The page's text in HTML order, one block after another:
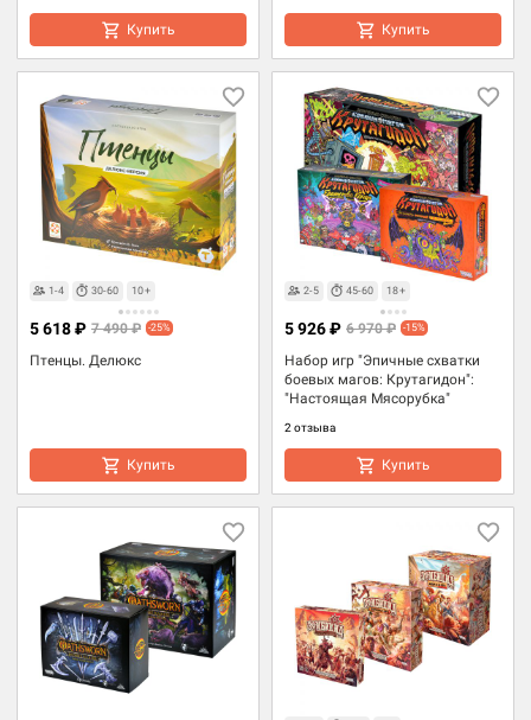
Купить Купить
1-4 30-60 10+
Птенцы. Делюкс
5 618 ₽ 7 490 ₽ -25%
Купить
2-5 45-60 18+
Набор игр "Эпичные схватки
боевых магов: Крутагидон":
"Настоящая Мясорубка"
2 отзыва
5 926 ₽ 6 970 ₽ -15%
Купить